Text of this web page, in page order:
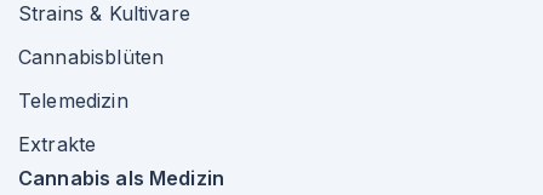
Strains & Kultivare
Cannabisblüten
Telemedizin
Extrakte
Cannabis als Medizin